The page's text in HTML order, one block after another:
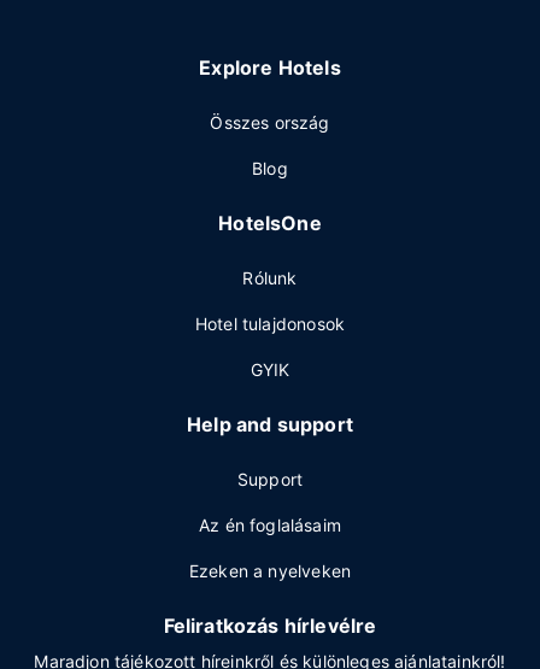
Explore Hotels
Összes ország
Blog
HotelsOne
Rólunk
Hotel tulajdonosok
GYIK
Help and support
Support
Az én foglalásaim
Ezeken a nyelveken
Feliratkozás hírlevélre
Maradjon tájékozott híreinkről és különleges ajánlatainkról!